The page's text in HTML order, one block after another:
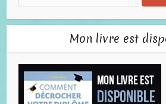
Mon livre est